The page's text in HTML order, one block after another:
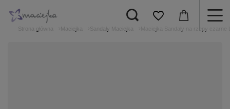
Strona główna Maciejka Sandały Maciejka